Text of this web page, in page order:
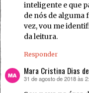
inteligente e que
de nós de alguma
vez, vou me
da leitura.
Responder
Mara Cristina Dias
disse:
31 de agosto de 2018 às